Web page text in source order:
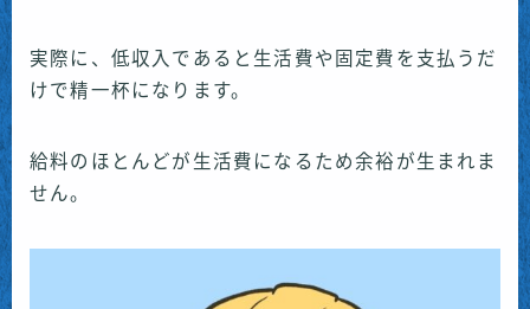
実際に、低収入であると生活費や固定費を支払うだ
けで精一杯になります。
給料のほとんどが生活費になるため余裕が生まれま
せん。